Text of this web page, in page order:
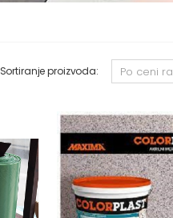
Sortiranje proizvoda: